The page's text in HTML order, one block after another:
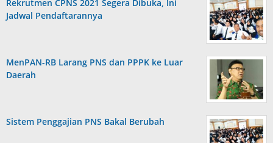
Rekrutmen CPNS 2021 Segera Dibuka, Ini
Jadwal Pendaftarannya
MenPAN-RB Larang PNS dan PPPK ke Luar
Daerah
Sistem Penggajian PNS Bakal Berubah